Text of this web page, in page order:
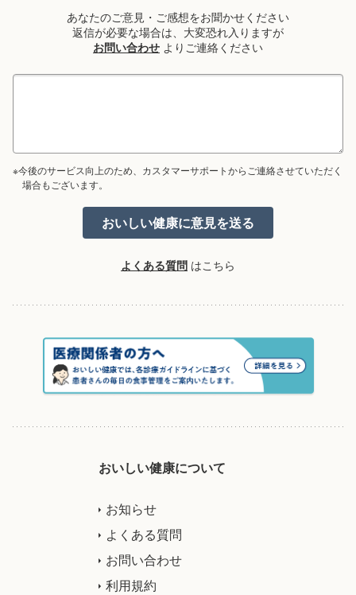
あなたのご意見・ご感想をお聞かせください
返信が必要な場合は、大変恐れ入りますが
お問い合わせ よりご連絡ください
※今後のサービス向上のため、カスタマーサポートからご連絡させていただく
場合もございます。
よくある質問 はこちら
おいしい健康について
お知らせ
よくある質問
お問い合わせ
利用規約